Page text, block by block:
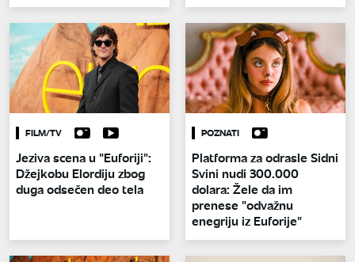
FILM/TV
Jeziva scena u "Euforiji":
Džejkobu Elordiju zbog
duga odsečen deo tela
POZNATI
Platforma za odrasle Sidni
Svini nudi 300.000
dolara: Žele da im
prenese "odvažnu
enegriju iz Euforije"